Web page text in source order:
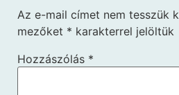
Az e-mail címet nem tesszük
mezőket * karakterrel jelöltük
Hozzászólás *